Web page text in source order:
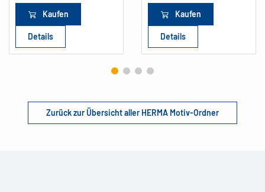
Kaufen
Details
Kaufen
Details
Zurück zur Übersicht aller HERMA Motiv-Ordner